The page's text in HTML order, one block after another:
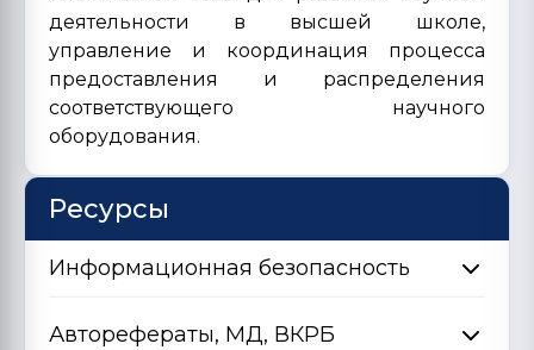
деятельности в высшей школе,
управление и координация процесса
предоставления и распределения
соответствующего научного
оборудования.
Ресурсы
Информационная безопасность
Авторефераты, МД, ВКРБ